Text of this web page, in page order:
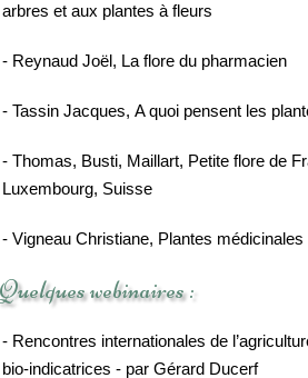
arbres et aux plantes à fleurs
- Reynaud Joël, La flore du pharmacien
- Tassin Jacques, A quoi pensent les
- Thomas, Busti, Maillart, Petite flore de
Luxembourg, Suisse
- Vigneau Christiane, Plantes
Quelques webinaires :
- Rencontres internationales de
bio-indicatrices - par Gérard Ducerf